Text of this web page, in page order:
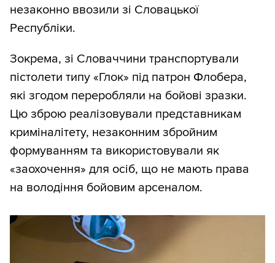
незаконно ввозили зі Словацької
Республіки.
Зокрема, зі Словаччини транспортували
пістолети типу «Глок» під патрон Флобера,
які згодом переробляли на бойові зразки.
Цю зброю реалізовували представникам
криміналітету, незаконним збройним
формуванням та використовували як
«заохочення» для осіб, що не мають права
на володіння бойовим арсеналом.